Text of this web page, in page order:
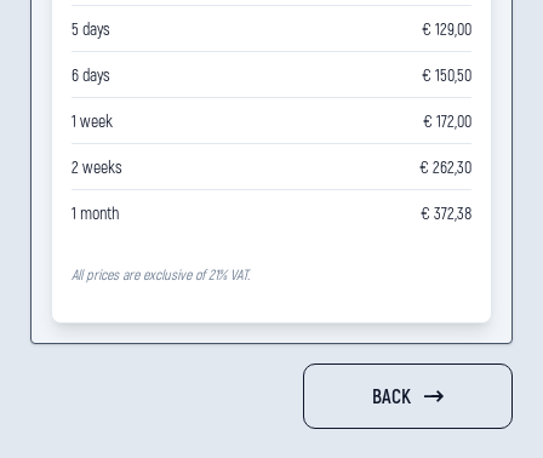
5 days € 129,00
6 days € 150,50
1 week € 172,00
2 weeks € 262,30
1 month € 372,38
All prices are exclusive of 21% VAT.
BACK